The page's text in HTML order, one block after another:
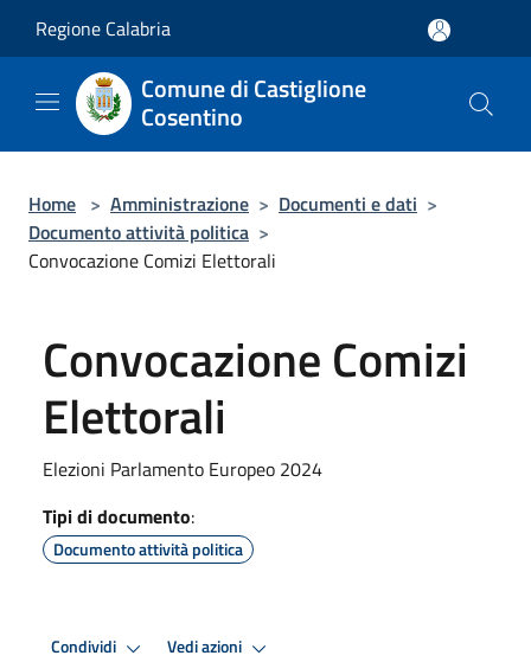
Regione Calabria
Comune di Castiglione
Cosentino
Home > Amministrazione > Documenti e dati >
Documento attività politica >
Convocazione Comizi Elettorali
Convocazione Comizi
Elettorali
Elezioni Parlamento Europeo 2024
Tipi di documento:
Documento attività politica
Condividi Vedi azioni